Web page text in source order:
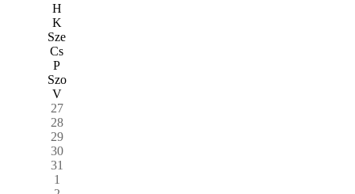
H
K
Sze
Cs
P
Szo
V
27
28
29
30
31
1